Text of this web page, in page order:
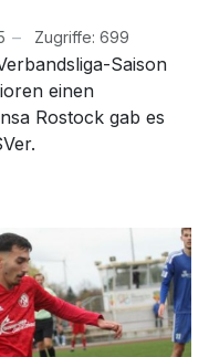
Zugriffe: 699
Saison
einen
Rostock gab es